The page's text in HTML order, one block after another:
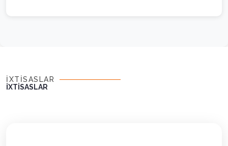
İXTİSASLAR
İXTİSASLAR